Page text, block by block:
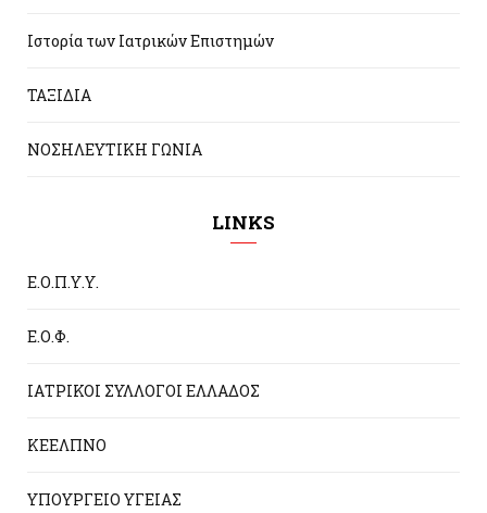
Ιστορία των Ιατρικών Επιστημών
ΤΑΞΙΔΙΑ
ΝΟΣΗΛΕΥΤΙΚΗ ΓΩΝΙΑ
LINKS
Ε.Ο.Π.Υ.Υ.
Ε.Ο.Φ.
ΙΑΤΡΙΚΟΙ ΣΥΛΛΟΓΟΙ ΕΛΛΑΔΟΣ
ΚΕΕΛΠΝΟ
ΥΠΟΥΡΓΕΙΟ ΥΓΕΙΑΣ